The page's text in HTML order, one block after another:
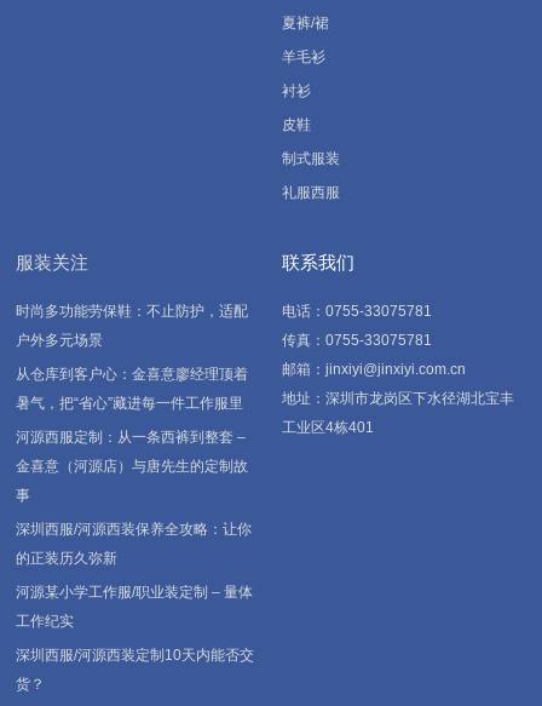
夏裤/裙
羊毛衫
衬衫
皮鞋
制式服装
礼服西服
服装关注
时尚多功能劳保鞋：不止防护，适配
户外多元场景
从仓库到客户心：金喜意廖经理顶着
暑气，把“省心”藏进每一件工作服里
河源西服定制：从一条西裤到整套 –
金喜意（河源店）与唐先生的定制故
事
深圳西服/河源西装保养全攻略：让你
的正装历久弥新
河源某小学工作服/职业装定制 – 量体
工作纪实
深圳西服/河源西装定制10天内能否交
货？
联系我们
电话：0755-33075781
传真：0755-33075781
邮箱：jinxiyi@jinxiyi.com.cn
地址：深圳市龙岗区下水径湖北宝丰
工业区4栋401